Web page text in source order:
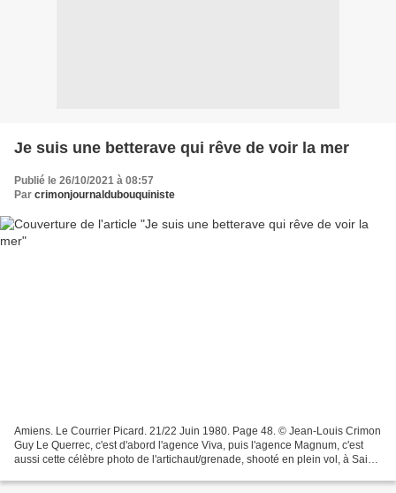
Je suis une betterave qui rêve de voir la mer
Publié le 26/10/2021 à 08:57
Par crimonjournaldubouquiniste
Amiens. Le Courrier Picard. 21/22 Juin 1980. Page 48. © Jean-Louis Crimon
Guy Le Querrec, c'est d'abord l'agence Viva, puis l'agence Magnum, c'est
aussi cette célèbre photo de l'artichaut/grenade, shooté en plein vol, à Saint